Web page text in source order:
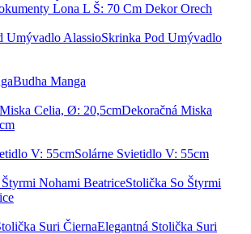
Lona L Š: 70 Cm Dekor Orech
Skrinka Pod Umývadlo
Budha Manga
Dekoračná Miska
Solárne Svietidlo V: 55cm
Stolička So Štyrmi
Elegantná Stolička Suri